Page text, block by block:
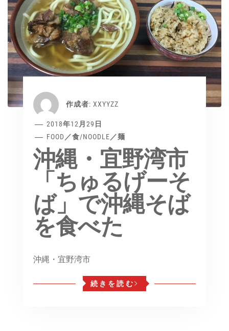
作成者: XXYYZZ
2018年12月29日
FOOD／食/NOODLE／麺
沖縄・宜野湾市
「ちゅるげーそ
ば」で沖縄そば
を食べた
沖縄・宜野湾市
続きを読む